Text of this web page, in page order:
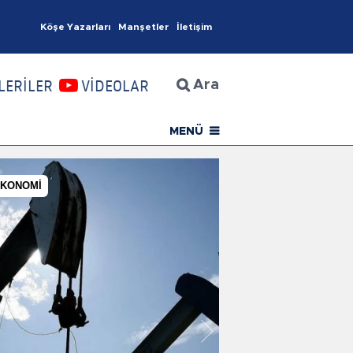
Köşe Yazarları Manşetler İletişim
VİDEOLAR Ara
MENÜ